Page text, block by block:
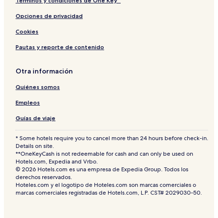
!
,
e
t
a
l
L
c
a
t
e
d
,
C
l
o
Opciones de privacidad
Cookies
Pautas y reporte de contenido
Otra información
Quiénes somos
Empleos
Guías de viaje
* Some hotels require you to cancel more than 24 hours before check-in.
Details on site.
**OneKeyCash is not redeemable for cash and can only be used on
Hotels.com, Expedia and Vrbo.
© 2026 Hotels.com es una empresa de Expedia Group. Todos los
derechos reservados.
Hoteles.com y el logotipo de Hoteles.com son marcas comerciales o
marcas comerciales registradas de Hotels.com, L.P. CST# 2029030-50.